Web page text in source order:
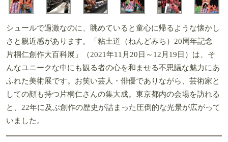
シュールで過激なのに、眺めていると童心に帰るような懐かし
さと親近感があります。「粘土道（ねんどみち）20周年記念
片桐仁創作大百科展」（2021年11月20日～12月19日）は、そ
んなユニークな中にも観る者の心を和ませる不思議な魅力にあ
ふれた美術展です。お笑い芸人・俳優でありながら、芸術家と
しての顔も持つ片桐仁さんの集大成。東京都内の会場を訪れる
と、22年に及ぶ創作の歴史が詰まった圧倒的な光景が広がって
いました。